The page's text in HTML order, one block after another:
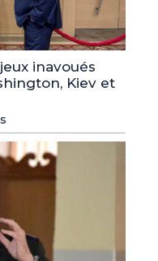
inavoués
Kiev et